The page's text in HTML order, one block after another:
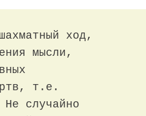
ход,
мысли,
т.е.
случайно